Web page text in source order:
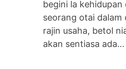
begini la kehidupan
seorang otai
rajin usaha, betol
akan sentiasa